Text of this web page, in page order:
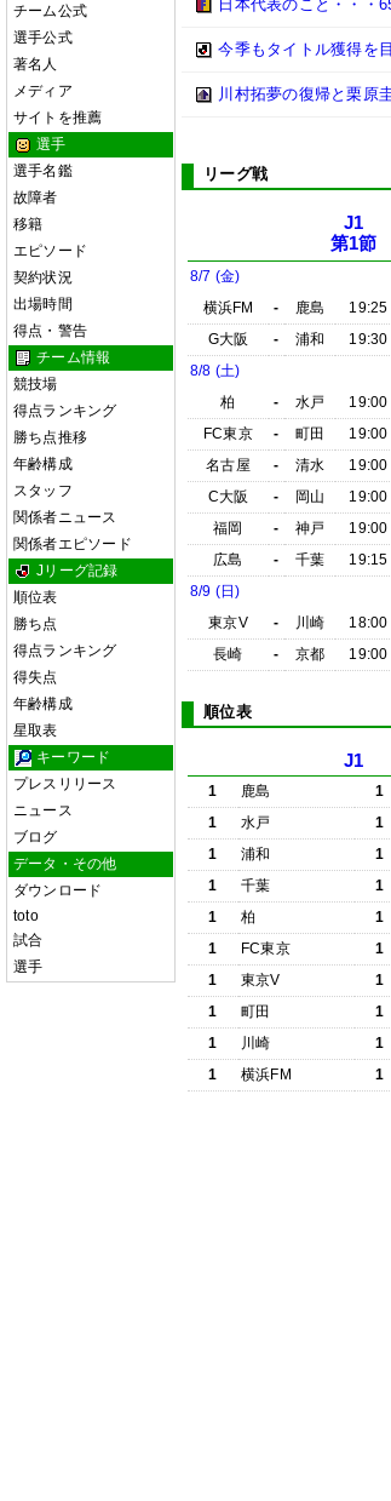
チーム公式
選手公式
著名人
メディア
サイトを推薦
選手
選手名鑑
故障者
移籍
エピソード
契約状況
出場時間
得点・警告
チーム情報
競技場
得点ランキング
勝ち点推移
年齢構成
スタッフ
関係者ニュース
関係者エピソード
Jリーグ記録
順位表
勝ち点
得点ランキング
得失点
年齢構成
星取表
キーワード
プレスリリース
ニュース
ブログ
データ・その他
ダウンロード
toto
試合
選手
日本代表のこと・・・
今季もタイトル獲得を
川村拓夢の復帰と栗原
リーグ戦
J1
第1節
8/7 (金)
横浜FM
- 鹿島 19:25
G大阪
- 浦和 19:30
8/8 (土)
柏
- 水戸 19:00
FC東京
- 町田 19:00
名古屋
- 清水 19:00
C大阪
- 岡山 19:00
福岡
- 神戸 19:00
広島
- 千葉 19:15
8/9 (日)
東京V
- 川崎 18:00
長崎
- 京都 19:00
順位表
J1
1 鹿島 1
1
水戸 1
1
浦和 1
1
千葉 1
1
柏 1
1
FC東京 1
1
東京V 1
1
町田 1
1
川崎 1
1
横浜FM 1